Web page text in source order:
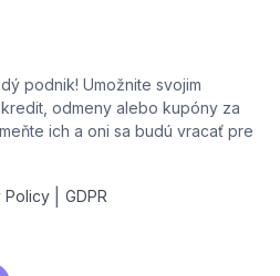
podnik! Umožnite svojim
odmeny alebo kupóny za
ich a oni sa budú vracať pre
Policy GDPR